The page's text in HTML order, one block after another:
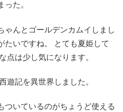
た。
ゃんとゴールデンカムイしまし
たいですね。 とても夏姫して
点は少し気になります。
遊記を異世界しました。
ついているのがちょうど使える